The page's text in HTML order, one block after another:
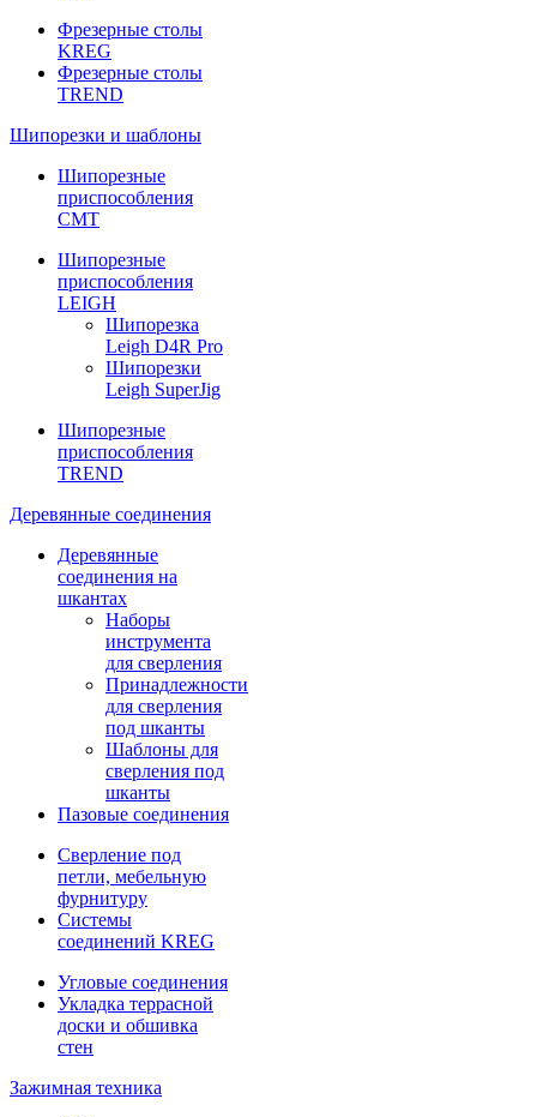
Фрезерные столы
KREG
Фрезерные столы
TREND
Шипорезки и шаблоны
Шипорезные
приспособления
CMT
Шипорезные
приспособления
LEIGH
Шипорезка
Leigh D4R Pro
Шипорезки
Leigh SuperJig
Шипорезные
приспособления
TREND
Деревянные соединения
Деревянные
соединения на
шкантах
Наборы
инструмента
для сверления
Принадлежности
для сверления
под шканты
Шаблоны для
сверления под
шканты
Пазовые соединения
Сверление под
петли, мебельную
фурнитуру
Системы
соединений KREG
Угловые соединения
Укладка террасной
доски и обшивка
стен
Зажимная техника